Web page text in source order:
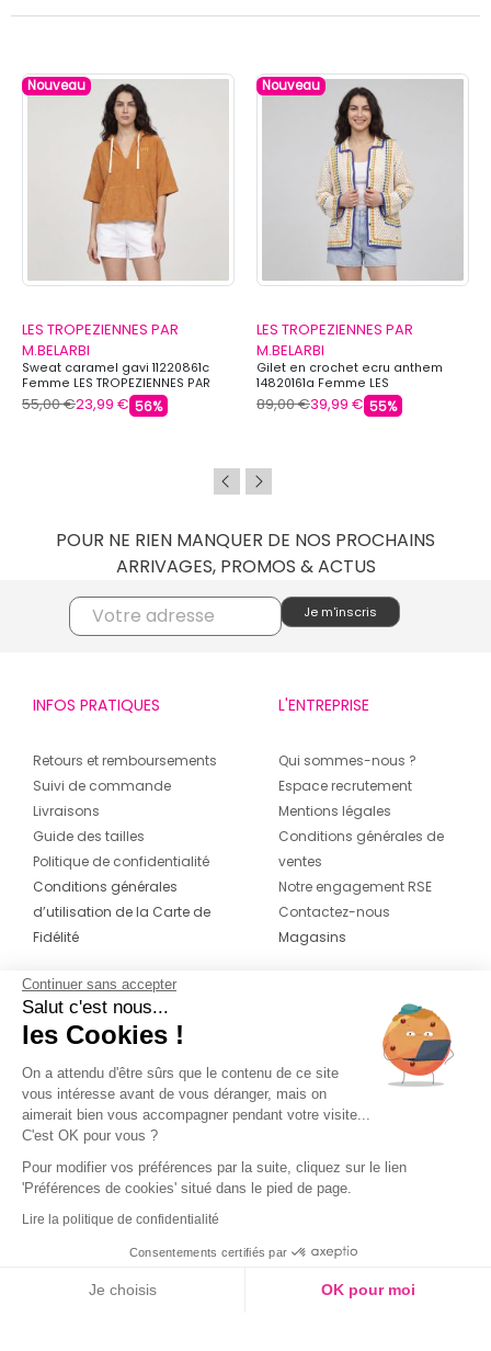
Nouveau
LES TROPEZIENNES PAR
M.BELARBI
Sweat caramel gavi 11220861c
Femme LES TROPEZIENNES PAR
M.BELARBI
55,00 €23,99 € 56%
Nouveau
LES TROPEZIENNES PAR
M.BELARBI
Gilet en crochet ecru anthem
14820161a Femme LES
TROPEZIENNES PAR M.BELARBI
89,00 €39,99 € 55%
POUR NE RIEN MANQUER DE NOS PROCHAINS
ARRIVAGES, PROMOS & ACTUS
INFOS PRATIQUES
Retours et remboursements
Suivi de commande
Livraisons
Guide des tailles
Politique de confidentialité
Conditions générales
d’utilisation de la Carte de
Fidélité
L'ENTREPRISE
Qui sommes-nous ?
Espace recrutement
Mentions légales
Conditions générales de
ventes
Notre engagement RSE
Contactez-nous
Magasins
CONTACT
04 42 20 78 42
Du lundi au jeudi de 8h30 à 16h30 & le
vendredi de 8h30 à 15h30
Continuer sans accepter
Salut c'est nous...
les Cookies !
On a attendu d'être sûrs que le contenu de ce site
vous intéresse avant de vous déranger, mais on
aimerait bien vous accompagner pendant votre visite...
C'est OK pour vous ?
Pour modifier vos préférences par la suite, cliquez sur le lien
'Préférences de cookies' situé dans le pied de page.
Lire la politique de confidentialité
Consentements certifiés par
Je choisis OK pour moi